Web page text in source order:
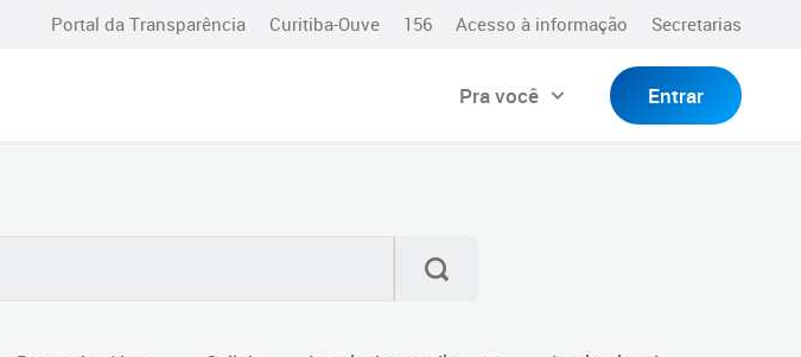
Portal da Transparência Curitiba-Ouve 156 Acesso à informação Secretarias
Pra você Entrar